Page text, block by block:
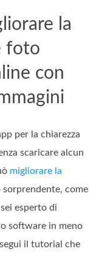
la
foto
con
per la chiarezza
scaricare alcun
migliorare la
sorprendente, come
esperto di
software in meno
il tutorial che